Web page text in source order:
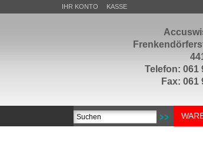
Telefon: 061
Fax: 061
IHR KONTO KASSE